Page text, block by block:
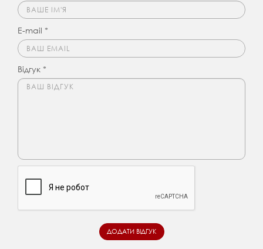
E-mail *
Відгук *